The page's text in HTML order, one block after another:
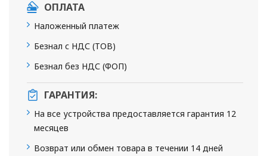
ОПЛАТА
Наложенный платеж
Безнал с НДС (ТОВ)
Безнал без НДС (ФОП)
ГАРАНТИЯ:
На все устройства предоставляется гарантия 12
месяцев
Возврат или обмен товара в течении 14 дней